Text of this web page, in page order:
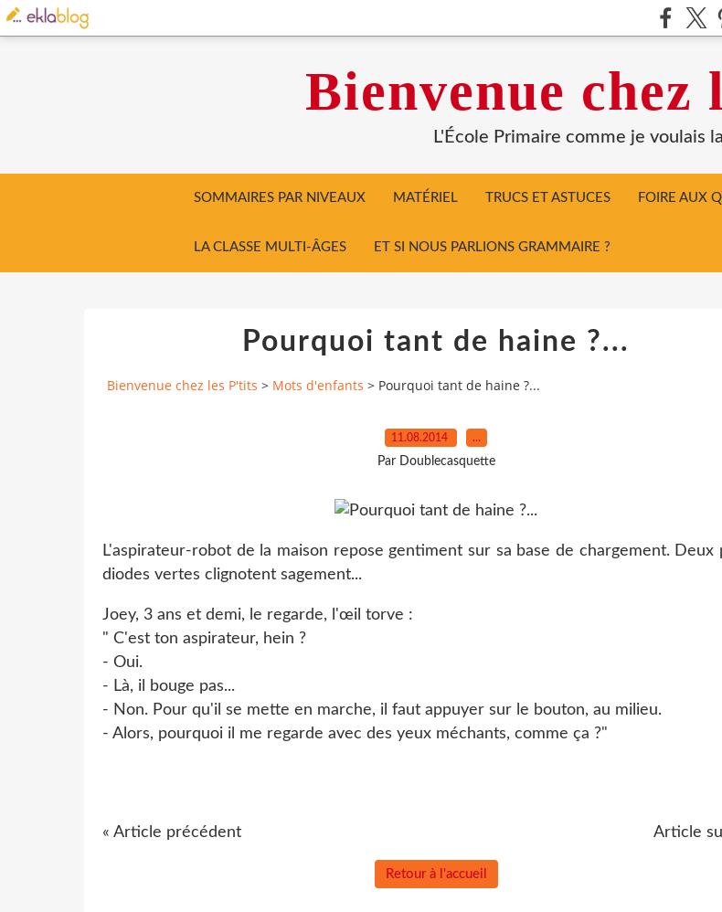
Bienvenue chez
L'École Primaire comme je voulais
SOMMAIRES PAR NIVEAUX MATÉRIEL TRUCS ET ASTUCES FOIRE AUX
LA CLASSE MULTI-ÂGES ET SI NOUS PARLIONS GRAMMAIRE ?
Pourquoi tant de haine ?...
Bienvenue chez les P'tits > Mots d'enfants > Pourquoi tant de haine ?...
11.08.2014 …
Par Doublecasquette
L'aspirateur-robot de la maison repose gentiment sur sa base de chargement. Deux
diodes vertes clignotent sagement...
Joey, 3 ans et demi, le regarde, l'œil torve :
" C'est ton aspirateur, hein ?
- Oui.
- Là, il bouge pas...
- Non. Pour qu'il se mette en marche, il faut appuyer sur le bouton, au milieu.
- Alors, pourquoi il me regarde avec des yeux méchants, comme ça ?"
« Article précédent Article
Retour à l'accueil